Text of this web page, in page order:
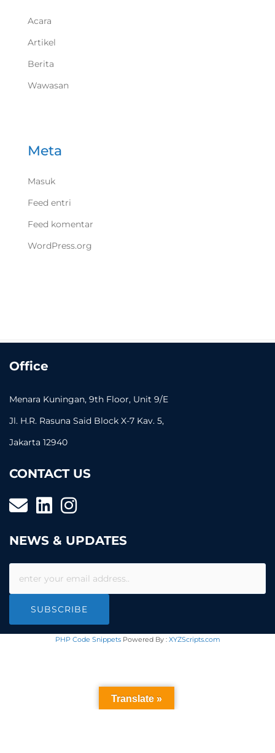
Acara
Artikel
Berita
Wawasan
Meta
Masuk
Feed entri
Feed komentar
WordPress.org
Office
Menara Kuningan, 9th Floor, Unit 9/E
Jl. H.R. Rasuna Said Block X-7 Kav. 5,
Jakarta 12940
CONTACT US
NEWS & UPDATES
SUBSCRIBE
Translate »
PHP Code SnippetsPowered By : XYZScripts.com